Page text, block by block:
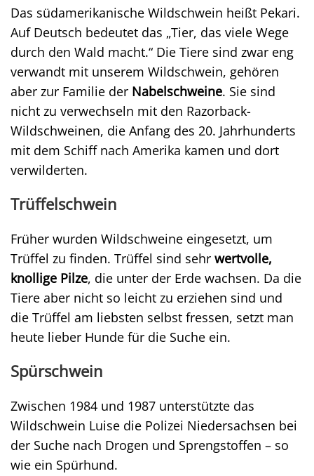
Das südamerikanische Wildschwein heißt Pekari.
Auf Deutsch bedeutet das „Tier, das viele Wege
durch den Wald macht.“ Die Tiere sind zwar eng
verwandt mit unserem Wildschwein, gehören
aber zur Familie der Nabelschweine. Sie sind
nicht zu verwechseln mit den Razorback-
Wildschweinen, die Anfang des 20. Jahrhunderts
mit dem Schiff nach Amerika kamen und dort
verwilderten.
Trüffelschwein
Früher wurden Wildschweine eingesetzt, um
Trüffel zu finden. Trüffel sind sehr wertvolle,
knollige Pilze, die unter der Erde wachsen. Da die
Tiere aber nicht so leicht zu erziehen sind und
die Trüffel am liebsten selbst fressen, setzt man
heute lieber Hunde für die Suche ein.
Spürschwein
Zwischen 1984 und 1987 unterstützte das
Wildschwein Luise die Polizei Niedersachsen bei
der Suche nach Drogen und Sprengstoffen – so
wie ein Spürhund.